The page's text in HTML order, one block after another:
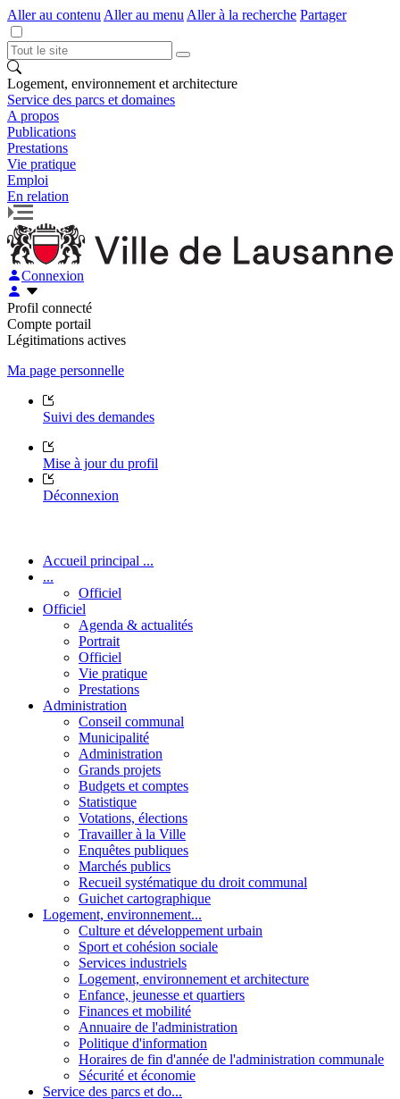
Aller au contenu Aller au menu Aller à la recherche Partager
Logement, environnement et architecture
Service des parcs et domaines
A propos
Publications
Prestations
Vie pratique
Emploi
En relation
Connexion
Profil connecté
Compte portail
Légitimations actives
Ma page personnelle
Suivi des demandes
Mise à jour du profil
Déconnexion
Accueil principal ...
...
Officiel
Officiel
Agenda & actualités
Portrait
Officiel
Vie pratique
Prestations
Administration
Conseil communal
Municipalité
Administration
Grands projets
Budgets et comptes
Statistique
Votations, élections
Travailler à la Ville
Enquêtes publiques
Marchés publics
Recueil systématique du droit communal
Guichet cartographique
Logement, environnement...
Culture et développement urbain
Sport et cohésion sociale
Services industriels
Logement, environnement et architecture
Enfance, jeunesse et quartiers
Finances et mobilité
Annuaire de l'administration
Politique d'information
Horaires de fin d'année de l'administration communale
Sécurité et économie
Service des parcs et do...